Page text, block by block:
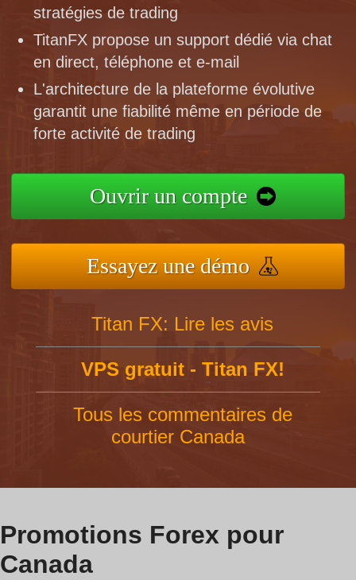
stratégies de trading
TitanFX propose un support dédié via chat
en direct, téléphone et e-mail
L'architecture de la plateforme évolutive
garantit une fiabilité même en période de
forte activité de trading
Ouvrir un compte
Essayez une démo
Titan FX: Lire les avis
VPS gratuit - Titan FX!
Tous les commentaires de
courtier Canada
Promotions Forex pour
Canada